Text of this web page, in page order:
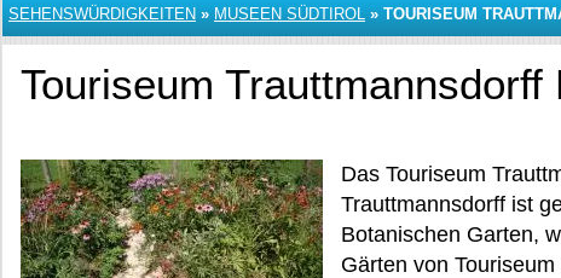
SEHENSWÜRDIGKEITEN » MUSEEN SÜDTIROL » TOURISEUM
Touriseum Trauttmannsdorff
Das Touriseum
Trauttmannsdorff ist
Botanischen Garten,
Gärten von